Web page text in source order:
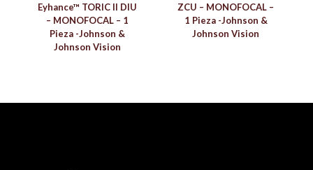
Eyhance™ TORIC II DIU
– MONOFOCAL – 1
Pieza -Johnson &
Johnson Vision
ZCU – MONOFOCAL –
1 Pieza -Johnson &
Johnson Vision